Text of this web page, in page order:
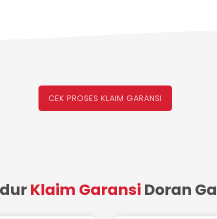
CEK PROSES KLAIM GARANSI
Klaim Garansi Doran